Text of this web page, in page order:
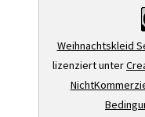
Weihnachtskleid
lizenziert unter